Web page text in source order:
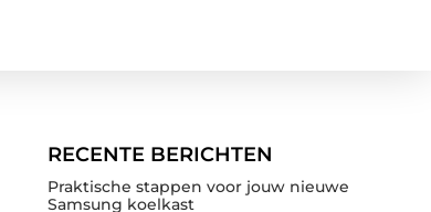
RECENTE BERICHTEN
Praktische stappen voor jouw nieuwe
Samsung koelkast